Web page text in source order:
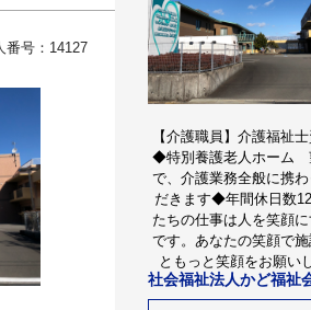
番号：14127
【介護職員】介護福祉
◆特別養護老人ホーム
で、介護業務全般に携
だきます◆年間休日数
たちの仕事は人を笑顔に
です。あなたの笑顔で施
ともっと笑顔をお願い
社会福祉法人かど福祉